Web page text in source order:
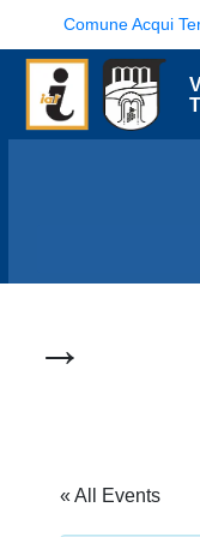
Comune Acqui
→
« All Events